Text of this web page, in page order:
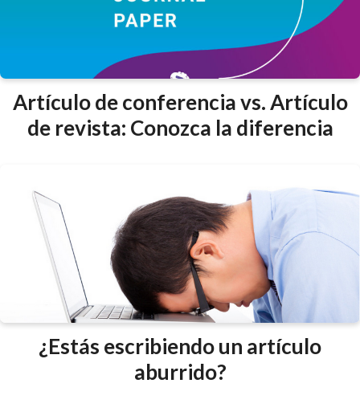
Artículo de conferencia vs. Artículo
de revista: Conozca la diferencia
¿Estás escribiendo un artículo
aburrido?